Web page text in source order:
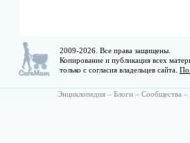
2009-2026. Все права защищены.
Копирование и публикация всех
только с согласия владельцев сайта.
Энциклопедия – Блоги – Сообщества –